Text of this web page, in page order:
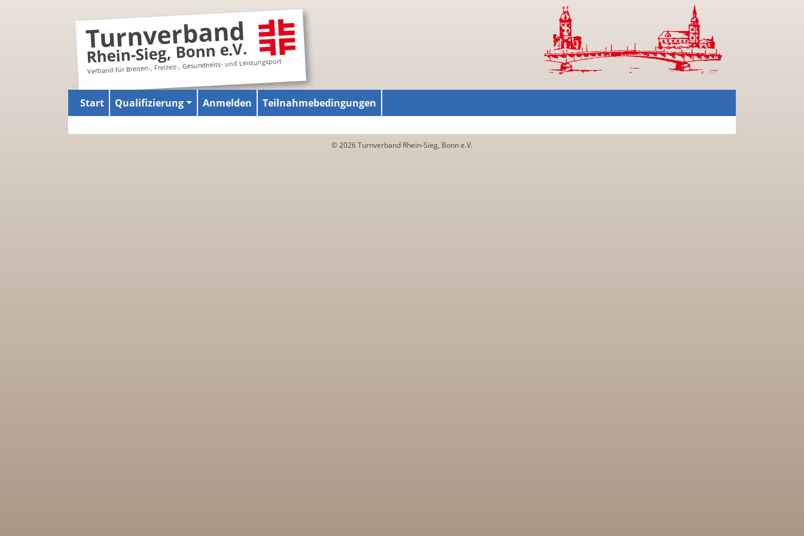
Turnverband
Rhein-Sieg, Bonn e.V.
Verband für Breiten-, Freizeit-, Gesundheits- und Leistungsport
Start Qualifizierung Anmelden Teilnahmebedingungen
© 2026 Turnverband Rhein-Sieg, Bonn e.V.